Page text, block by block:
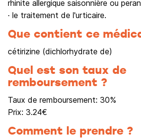
rhinite allergique saisonnière ou
· le traitement de l'urticaire.
Que contient ce
cétirizine (dichlorhydrate de)
Quel est son taux de
remboursement ?
Taux de remboursement: 30%
Prix: 3.24€
Comment le prendre ?